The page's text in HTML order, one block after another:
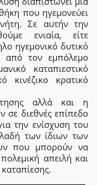
που ηγεμονεύει
Σε αυτήν την
ενιαία, είτε
ηγεμονικό δυτικό
από τον εμπόλεμο
καταπιεστικό
κινέζικο κρατικό
αλλά και η
σε διεθνές επίπεδο
την ενίσχυση του
των ίδιων των
που μπορούν να
απειλή και